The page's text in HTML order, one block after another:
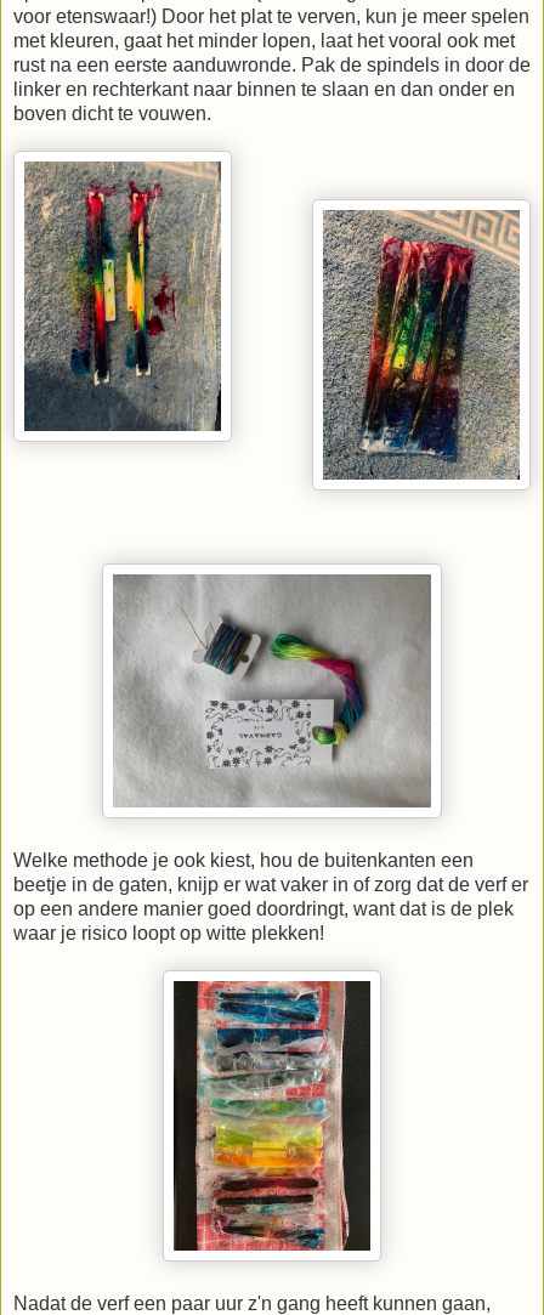
voor etenswaar!) Door het plat te verven, kun je meer spelen
met kleuren, gaat het minder lopen, laat het vooral ook met
rust na een eerste aanduwronde. Pak de spindels in door de
linker en rechterkant naar binnen te slaan en dan onder en
boven dicht te vouwen.
Welke methode je ook kiest, hou de buitenkanten een
beetje in de gaten, knijp er wat vaker in of zorg dat de verf er
op een andere manier goed doordringt, want dat is de plek
waar je risico loopt op witte plekken!
Nadat de verf een paar uur z'n gang heeft kunnen gaan,